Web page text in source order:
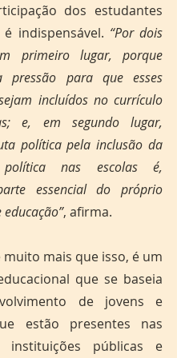
dos estudantes
indispensável. “Por dois
primeiro lugar, porque
pressão para que esses
incluídos no currículo
e, em segundo lugar,
política pela inclusão da
política nas escolas é,
essencial do próprio
educação”, afirma.
muito mais que isso, é um
que se baseia
de jovens e
estão presentes nas
instituições públicas e